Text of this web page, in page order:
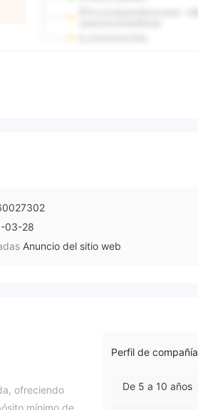
03-28
Anuncio del sitio web
ofreciendo
Perfil de compañía
De 5 a 10 años